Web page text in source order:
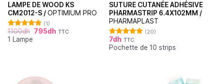
LAMPE DE WOOD KS
CM2012-S /OPTIMIUM PRO
Note5.00
sur 5
(1)
1100dh 795dh TTC
1 Lampe
SUTURE CUTANÉE ADHÉSIVE
PHARMASTRIP 6.4X102MM /
PHARMAPLAST
Note4.90
sur 5
(20)
7dh TTC
Pochette de 10 strips